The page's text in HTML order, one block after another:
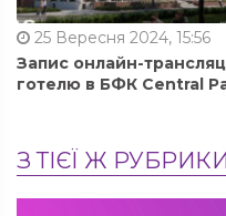
25 Вересня 2024, 15:56
Запис онлайн-
готелю в БФК Central
З ТІЄЇ Ж